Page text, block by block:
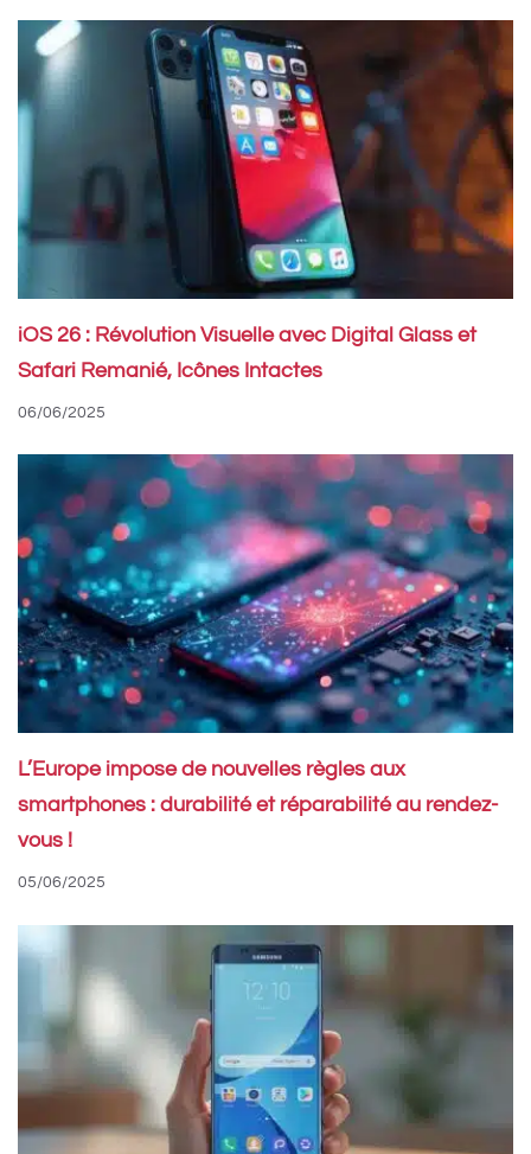
iOS 26 : Révolution Visuelle avec Digital Glass et
Safari Remanié, Icônes Intactes
06/06/2025
L’Europe impose de nouvelles règles aux
smartphones : durabilité et réparabilité au rendez-
vous !
05/06/2025